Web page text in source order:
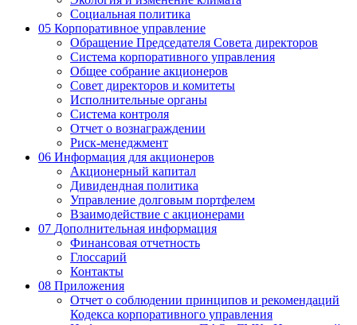
Социальная политика
05 Корпоративное управление
Обращение Председателя Совета директоров
Система корпоративного управления
Общее собрание акционеров
Совет директоров и комитеты
Исполнительные органы
Система контроля
Отчет о вознаграждении
Риск-менеджмент
06 Информация для акционеров
Акционерный капитал
Дивидендная политика
Управление долговым портфелем
Взаимодействие с акционерами
07 Дополнительная информация
Финансовая отчетность
Глоссарий
Контакты
08 Приложения
Отчет о соблюдении принципов и рекомендаций
Кодекса корпоративного управления